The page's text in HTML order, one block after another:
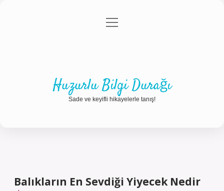
Gizlilik Politikası
menüyü
Huzurlu Bilgi Durağı
Sade ve keyifli hikayelerle tanış!
Balıkların En Sevdiği Yiyecek Nedir